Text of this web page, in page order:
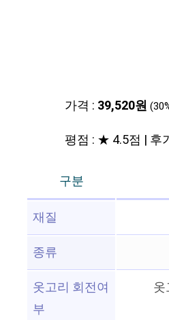
가격 : 39,520원
평점 : ★ 4.5점 | 후
구분
재질
종류
옷고리 회전여
부